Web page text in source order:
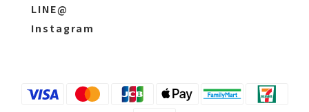
LINE@
Instagram